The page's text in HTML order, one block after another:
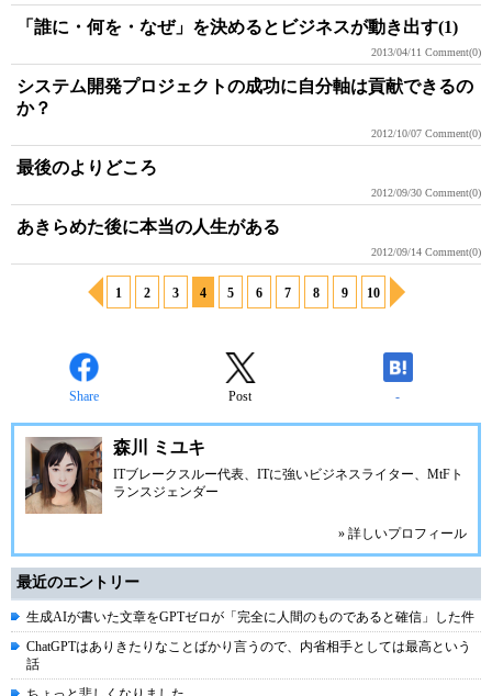
「誰に・何を・なぜ」を決めるとビジネスが動き出す(1)
2013/04/11 Comment(0)
システム開発プロジェクトの成功に自分軸は貢献できるの
か？
2012/10/07 Comment(0)
最後のよりどころ
2012/09/30 Comment(0)
あきらめた後に本当の人生がある
2012/09/14 Comment(0)
1 2 3 4 5 6 7 8 9 10
Share Post -
森川 ミユキ
ITブレークスルー代表、ITに強いビジネスライター、MtFト
ランスジェンダー
» 詳しいプロフィール
最近のエントリー
生成AIが書いた文章をGPTゼロが「完全に人間のものであると確信」した件
ChatGPTはありきたりなことばかり言うので、内省相手としては最高という
話